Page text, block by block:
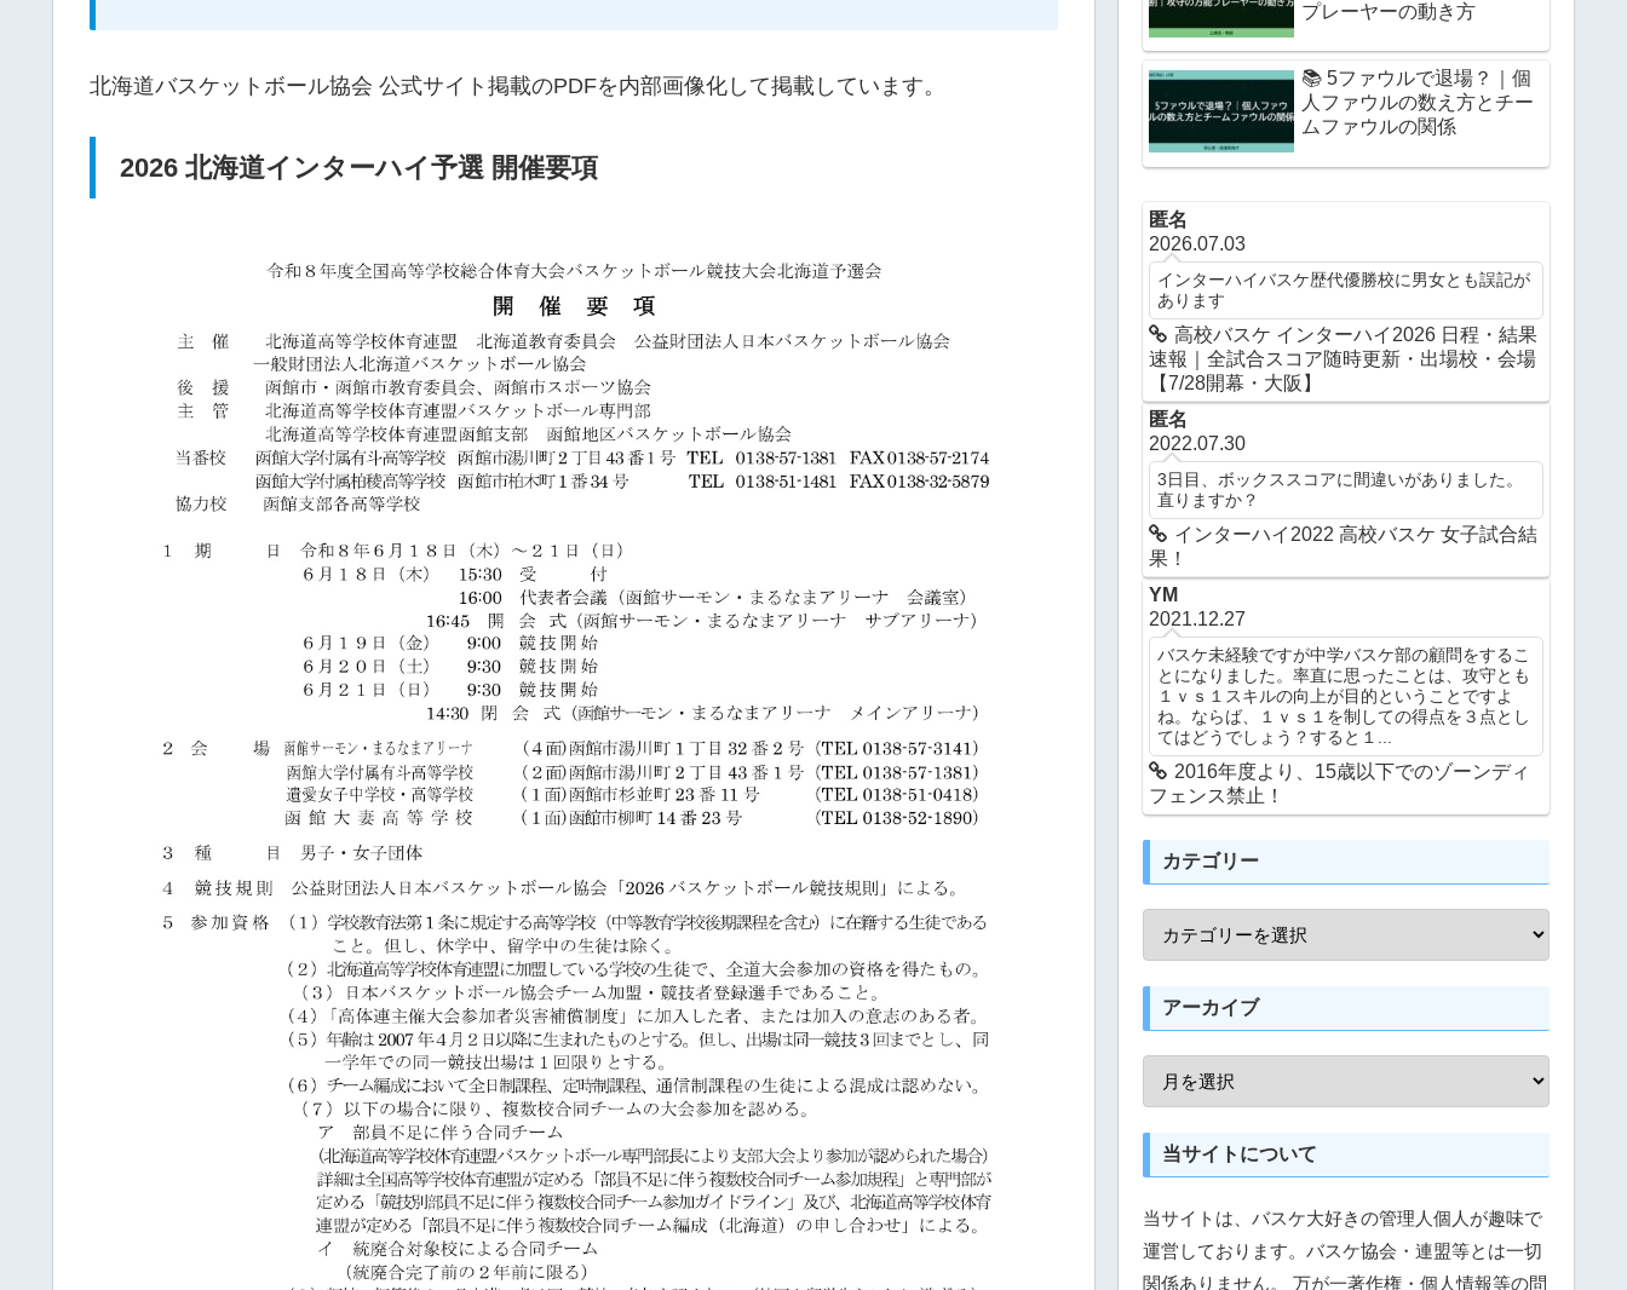
北海道バスケットボール協会 公式サイト掲載のPDFを内部画像化して掲載しています。
2026 北海道インターハイ予選 開催要項
プレーヤーの動き方
📚 5ファウルで退場？｜個
人ファウルの数え方とチー
ムファウルの関係
匿名
2026.07.03
インターハイバスケ歴代優勝校に男女とも誤記が
あります
高校バスケ インターハイ2026 日程・結果
速報｜全試合スコア随時更新・出場校・会場
【7/28開幕・大阪】
匿名
2022.07.30
3日目、ボックススコアに間違いがありました。
直りますか？
インターハイ2022 高校バスケ 女子試合結
果！
YM
2021.12.27
バスケ未経験ですが中学バスケ部の顧問をするこ
とになりました。率直に思ったことは、攻守とも
１ｖｓ１スキルの向上が目的ということですよ
ね。ならば、１ｖｓ１を制しての得点を３点とし
てはどうでしょう？すると１...
2016年度より、15歳以下でのゾーンディ
フェンス禁止！
カテゴリー
アーカイブ
当サイトについて
当サイトは、バスケ大好きの管理人個人が趣味で
運営しております。バスケ協会・連盟等とは一切
関係ありません。 万が一著作権・個人情報等の問